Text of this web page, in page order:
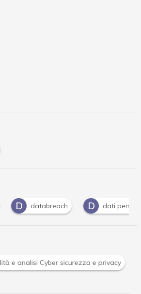
D databreach D dati
e analisi Cyber sicurezza e privacy